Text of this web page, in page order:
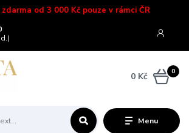
od 3 000 Kč pouze v rámci ČR
Menu
0
0 Kč